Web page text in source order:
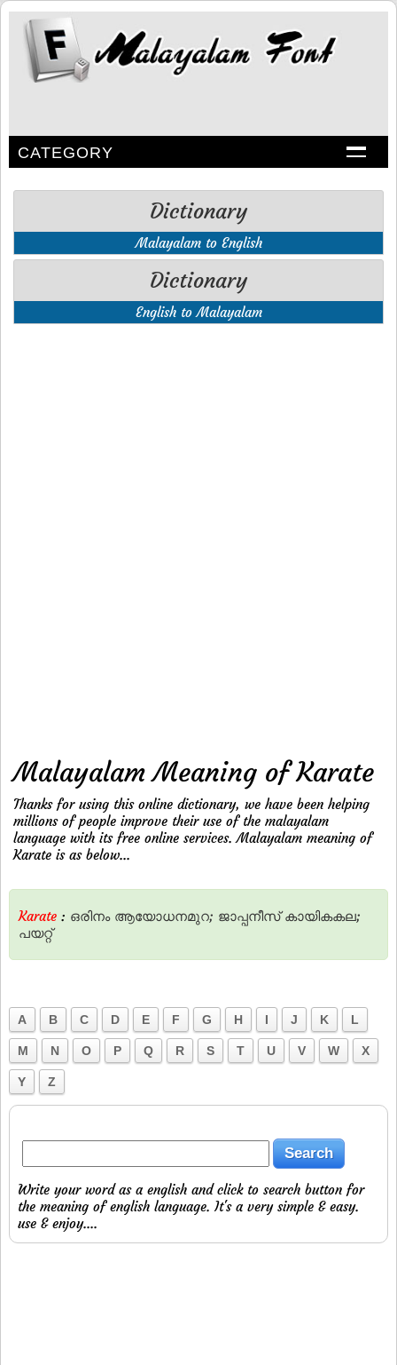
CATEGORY
Dictionary
Malayalam to English
Dictionary
English to Malayalam
Malayalam Meaning of Karate
Thanks for using this online dictionary, we have been helping
millions of people improve their use of the malayalam
language with its free online services. Malayalam meaning of
Karate is as below...
Karate : ഒരിനം ആയോധനമുറ; ജാപ്പനീസ്‌ കായികകല;
പയറ്റ്‌
A B C D E F G H I J K L
M N O P Q R S T U V W X
Y Z
Write your word as a english and click to search button for
the meaning of english language. It's a very simple & easy.
use & enjoy....